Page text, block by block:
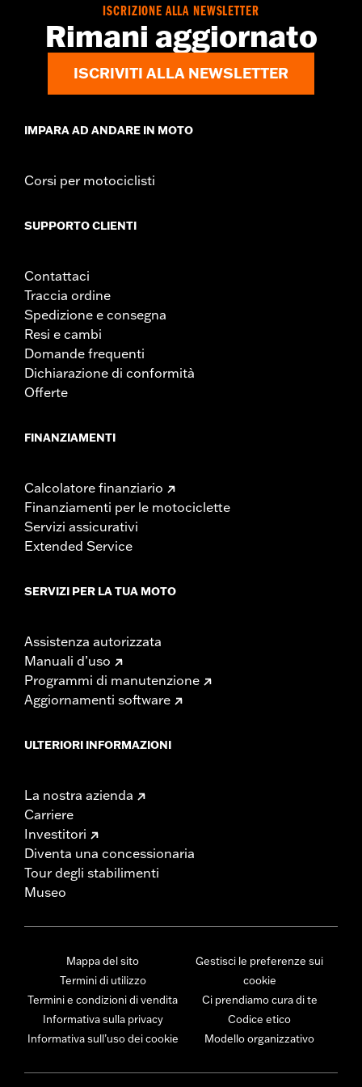
Contenuto della confezione:Rotore e bulloneria cromata
ISCRIZIONE ALLA NEWSLETTER
Rimani aggiornato
ISCRIVITI ALLA NEWSLETTER
IMPARA AD ANDARE IN MOTO
Corsi per motociclisti
SUPPORTO CLIENTI
Contattaci
Traccia ordine
Spedizione e consegna
Resi e cambi
Domande frequenti
Dichiarazione di conformità
Offerte
FINANZIAMENTI
Calcolatore finanziario
Finanziamenti per le motociclette
Servizi assicurativi
Extended Service
SERVIZI PER LA TUA MOTO
Assistenza autorizzata
Manuali d’uso
Programmi di manutenzione
Aggiornamenti software
ULTERIORI INFORMAZIONI
La nostra azienda
Carriere
Investitori
Diventa una concessionaria
Tour degli stabilimenti
Museo
Mappa del sito
Termini di utilizzo
Termini e condizioni di vendita
Informativa sulla privacy
Informativa sull’uso dei cookie
Gestisci le preferenze sui
cookie
Ci prendiamo cura di te
Codice etico
Modello organizzativo